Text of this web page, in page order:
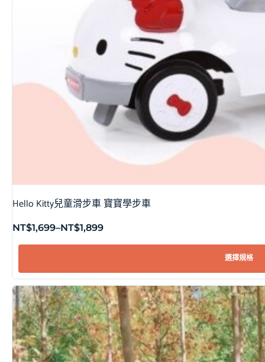
Hello Kitty兒童滑步車 寶寶學步車
NT$1,699–NT$1,899
選擇規格